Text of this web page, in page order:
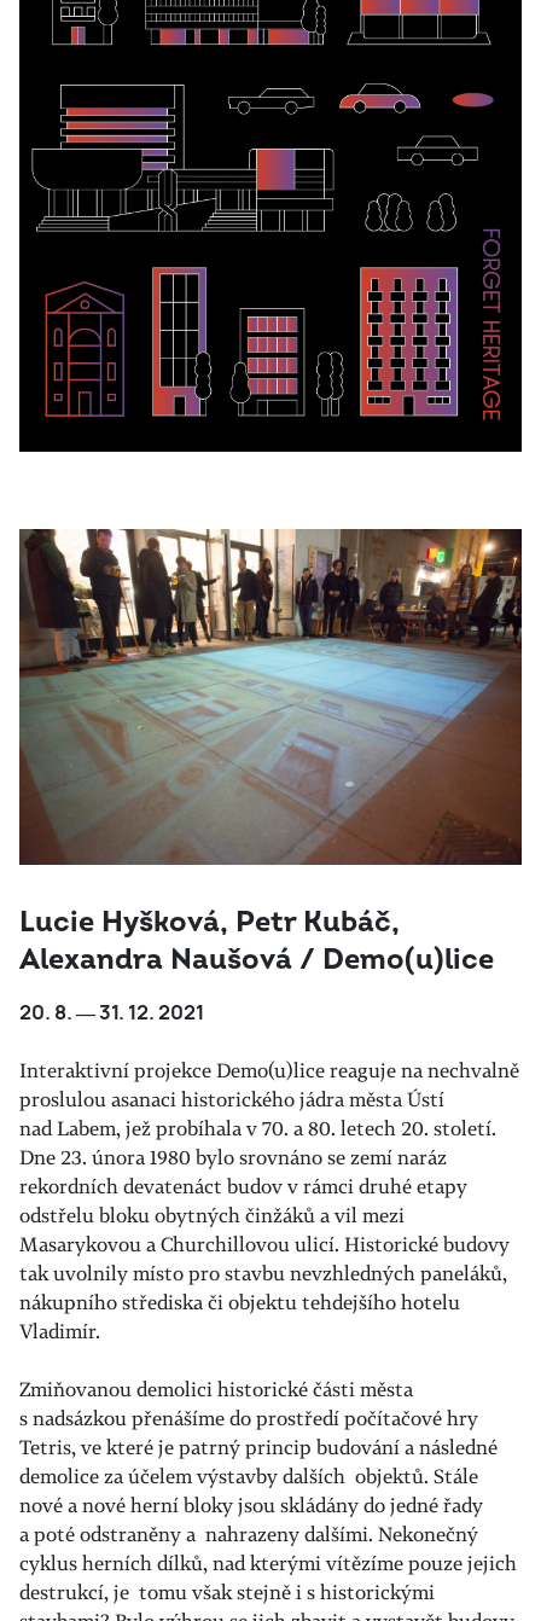
Lucie Hyšková, Petr Kubáč,
Alexandra Naušová / Demo(u)lice
20. 8. ― 31. 12. 2021
Interaktivní projekce Demo(u)lice reaguje na nechvalně
proslulou asanaci historického jádra města Ústí
nad Labem, jež probíhala v 70. a 80. letech 20. století.
Dne 23. února 1980 bylo srovnáno se zemí naráz
rekordních devatenáct budov v rámci druhé etapy
odstřelu bloku obytných činžáků a vil mezi
Masarykovou a Churchillovou ulicí. Historické budovy
tak uvolnily místo pro stavbu nevzhledných paneláků,
nákupního střediska či objektu tehdejšího hotelu
Vladimír.
Zmiňovanou demolici historické části města
s nadsázkou přenášíme do prostředí počítačové hry
Tetris, ve které je patrný princip budování a následné
demolice za účelem výstavby dalších objektů. Stále
nové a nové herní bloky jsou skládány do jedné řady
a poté odstraněny a nahrazeny dalšími. Nekonečný
cyklus herních dílků, nad kterými vítězíme pouze jejich
destrukcí, je tomu však stejně i s historickými